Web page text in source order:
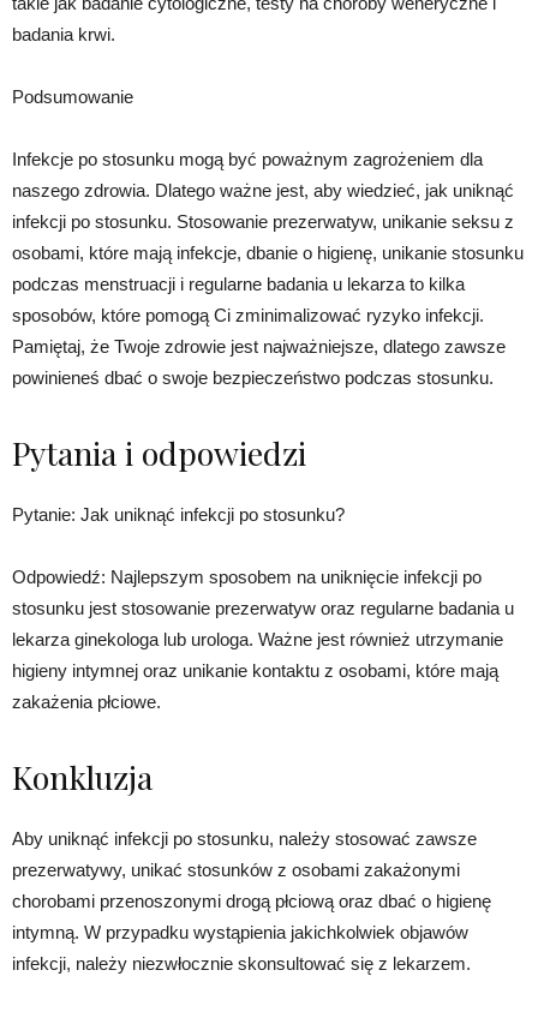
badania krwi.
Podsumowanie
Infekcje po stosunku mogą być poważnym zagrożeniem dla
naszego zdrowia. Dlatego ważne jest, aby wiedzieć, jak uniknąć
infekcji po stosunku. Stosowanie prezerwatyw, unikanie seksu z
osobami, które mają infekcje, dbanie o higienę, unikanie stosunku
podczas menstruacji i regularne badania u lekarza to kilka
sposobów, które pomogą Ci zminimalizować ryzyko infekcji.
Pamiętaj, że Twoje zdrowie jest najważniejsze, dlatego zawsze
powinieneś dbać o swoje bezpieczeństwo podczas stosunku.
Pytania i odpowiedzi
Pytanie: Jak uniknąć infekcji po stosunku?
Odpowiedź: Najlepszym sposobem na uniknięcie infekcji po
stosunku jest stosowanie prezerwatyw oraz regularne badania u
lekarza ginekologa lub urologa. Ważne jest również utrzymanie
higieny intymnej oraz unikanie kontaktu z osobami, które mają
zakażenia płciowe.
Konkluzja
Aby uniknąć infekcji po stosunku, należy stosować zawsze
prezerwatywy, unikać stosunków z osobami zakażonymi
chorobami przenoszonymi drogą płciową oraz dbać o higienę
intymną. W przypadku wystąpienia jakichkolwiek objawów
infekcji, należy niezwłocznie skonsultować się z lekarzem.